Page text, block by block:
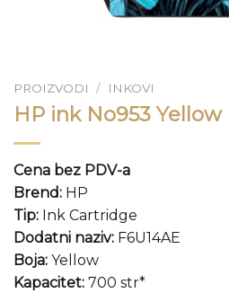
PROIZVODI / INKOVI
HP ink No953 Yellow
Cena bez PDV-a
Brend: HP
Tip: Ink Cartridge
Dodatni naziv: F6U14AE
Boja: Yellow
Kapacitet: 700 str*